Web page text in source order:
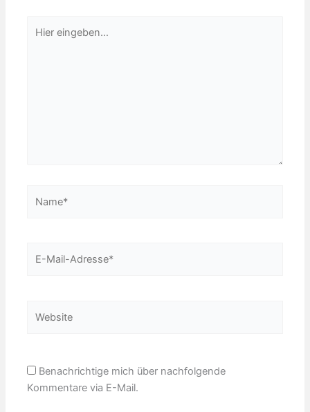
eingeben…
Mail-
Benachrichtige mich über nachfolgende
Kommentare via E-Mail.